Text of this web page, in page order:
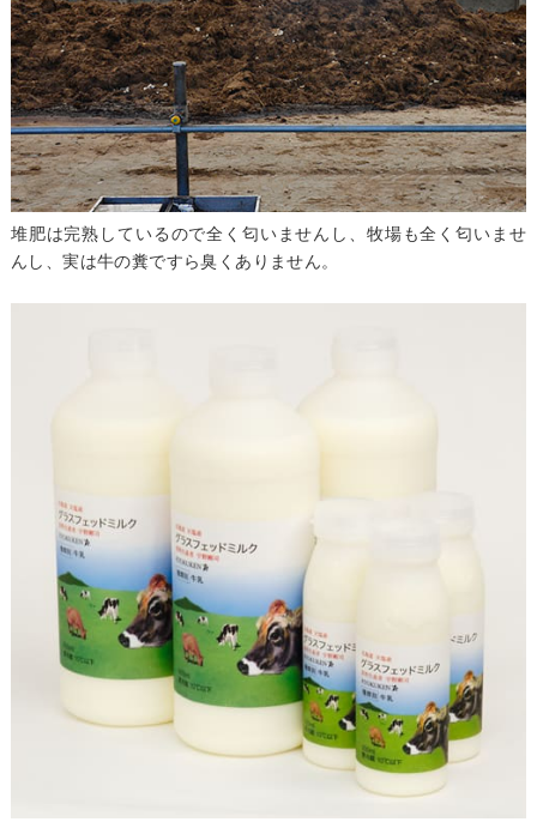
堆肥は完熟しているので全く匂いませんし、牧場も全く匂いませ
んし、実は牛の糞ですら臭くありません。